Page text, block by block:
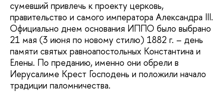
сумевший привлечь к проекту церковь,
правительство и самого императора Александра III.
Официально днем основания ИППО было выбрано
21 мая (3 июня по новому стилю) 1882 г. – день
памяти святых равноапостольных Константина и
Елены. По преданию, именно они обрели в
Иерусалиме Крест Господень и положили начало
традиции паломничества.